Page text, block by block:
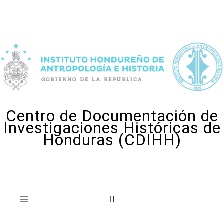
Centro de Documentación de
Investigaciones Históricas de
Honduras (CDIHH)